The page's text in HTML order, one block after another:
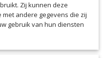
Zij kunnen deze
andere gegevens die zij
gebruik van hun diensten